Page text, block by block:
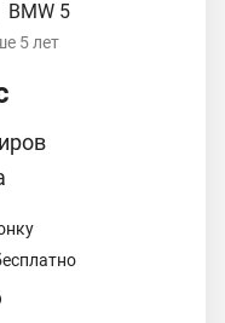
BMW 5
5 лет